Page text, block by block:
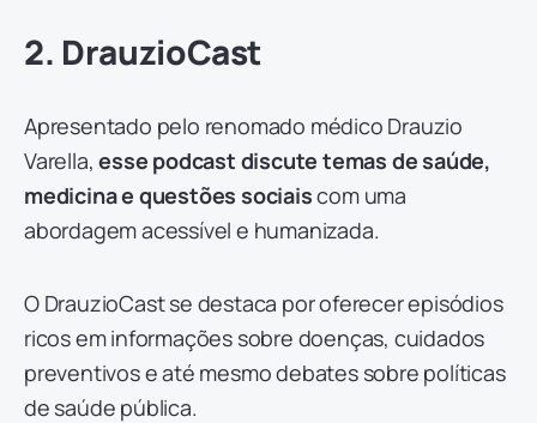
2. DrauzioCast
Apresentado pelo renomado médico Drauzio
Varella,esse podcast discute temas de saúde,
medicina e questões sociaiscom uma
abordagem acessível e humanizada.
O DrauzioCast se destaca por oferecer episódios
ricos em informações sobre doenças, cuidados
preventivos e até mesmo debates sobre políticas
de saúde pública.